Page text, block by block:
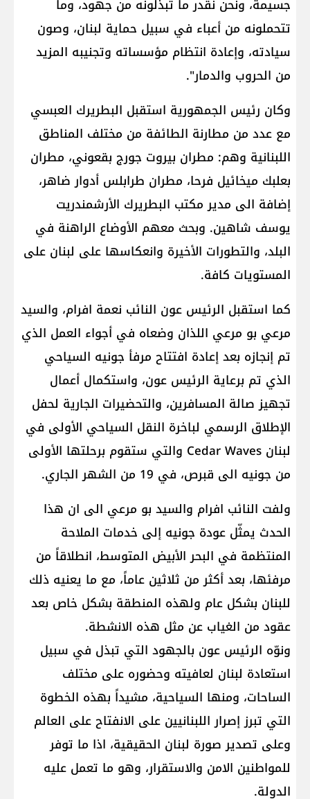
جسيمة، ونحن نقدر ما تبذلونه من جهود، وما
تتحملونه من أعباء في سبيل حماية لبنان، وصون
سيادته، وإعادة انتظام مؤسساته وتجنيبه المزيد
من الحروب والدمار".
وكان رئيس الجمهورية استقبل البطريرك العبسي
مع عدد من مطارنة الطائفة من مختلف المناطق
اللبنانية وهم: مطران بيروت ​جورج بقعوني​، مطران
بعلبك ​ميخائيل فرحا​، مطران طرابلس أدوار ضاهر،
إضافة الى مدير مكتب البطريرك الأرشمندريت
يوسف شاهين. وبحث معهم الأوضاع الراهنة في
البلد، والتطورات الأخيرة وانعكاسها على لبنان على
المستويات كافة.
كما استقبل الرئيس عون النائب ​نعمة افرام​، والسيد
مرعي بو مرعي اللذان وضعاه في أجواء العمل الذي
تم إنجازه بعد إعادة افتتاح مرفأ جونيه السياحي
الذي تم برعاية الرئيس عون، واستكمال أعمال
تجهيز صالة المسافرين، والتحضيرات الجارية لحفل
الإطلاق الرسمي لباخرة النقل السياحي الأولى في
لبنان ​Cedar Waves​ والتي ستقوم برحلتها الأولى
من جونيه الى قبرص، في 19 من الشهر الجاري.
ولفت النائب افرام والسيد بو مرعي الى ان هذا
الحدث يمثّل عودة جونيه إلى خدمات الملاحة
المنتظمة في البحر الأبيض المتوسط، انطلاقاً من
مرفئها، بعد أكثر من ثلاثين عاماً، مع ما يعنيه ذلك
للبنان بشكل عام ولهذه المنطقة بشكل خاص بعد
عقود من الغياب عن مثل هذه الانشطة.
ونوّه الرئيس عون بالجهود التي تبذل في سبيل
استعادة لبنان لعافيته وحضوره على مختلف
الساحات، ومنها السياحية، مشيداً بهذه الخطوة
التي تبرز إصرار اللبنانيين على الانفتاح على العالم
وعلى تصدير صورة لبنان الحقيقية، اذا ما توفر
للمواطنين الامن والاستقرار، وهو ما تعمل عليه
الدولة.